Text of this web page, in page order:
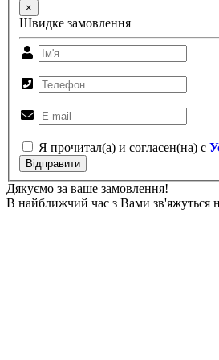
×
Швидке замовлення
Я прочитал(а) и согласен(на) с
Відправити
Дякуємо за ваше замовлення!
В найближчий час з Вами зв'яжуться